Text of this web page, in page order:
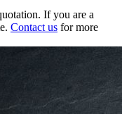
If you are a
Contact us for more